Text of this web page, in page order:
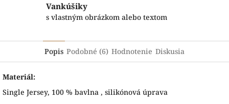
Vankúšiky
s vlastným obrázkom alebo textom
Popis Podobné (6) Hodnotenie Diskusia
Materiál:
Single Jersey, 100 % bavlna , silikónová úprava